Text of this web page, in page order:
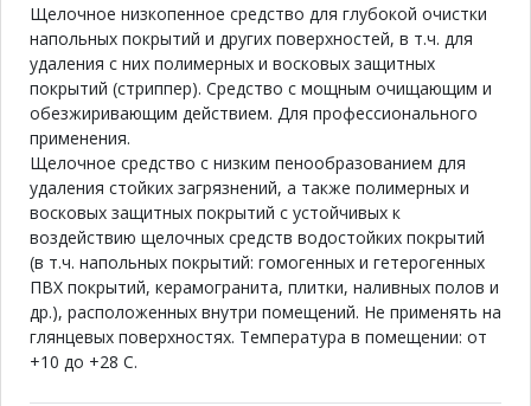
Щелочное низкопенное средство для глубокой очистки
напольных покрытий и других поверхностей, в т.ч. для
удаления с них полимерных и восковых защитных
покрытий (стриппер). Средство с мощным очищающим и
обезжиривающим действием. Для профессионального
применения.
Щелочное средство с низким пенообразованием для
удаления стойких загрязнений, а также полимерных и
восковых защитных покрытий с устойчивых к
воздействию щелочных средств водостойких покрытий
(в т.ч. напольных покрытий: гомогенных и гетерогенных
ПВХ покрытий, керамогранита, плитки, наливных полов и
др.), расположенных внутри помещений. Не применять на
глянцевых поверхностях. Температура в помещении: от
+10 до +28 C.